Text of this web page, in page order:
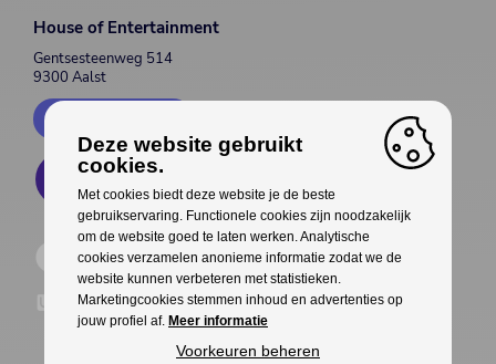
House of Entertainment
Gentsesteenweg 514
9300 Aalst
Deze website gebruikt
cookies.
Met cookies biedt deze website je de beste
gebruikservaring. Functionele cookies zijn noodzakelijk
om de website goed te laten werken. Analytische
cookies verzamelen anonieme informatie zodat we de
website kunnen verbeteren met statistieken.
Marketingcookies stemmen inhoud en advertenties op
jouw profiel af. Meer informatie
Voorkeuren beheren